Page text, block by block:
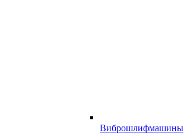
Виброшлифмашины